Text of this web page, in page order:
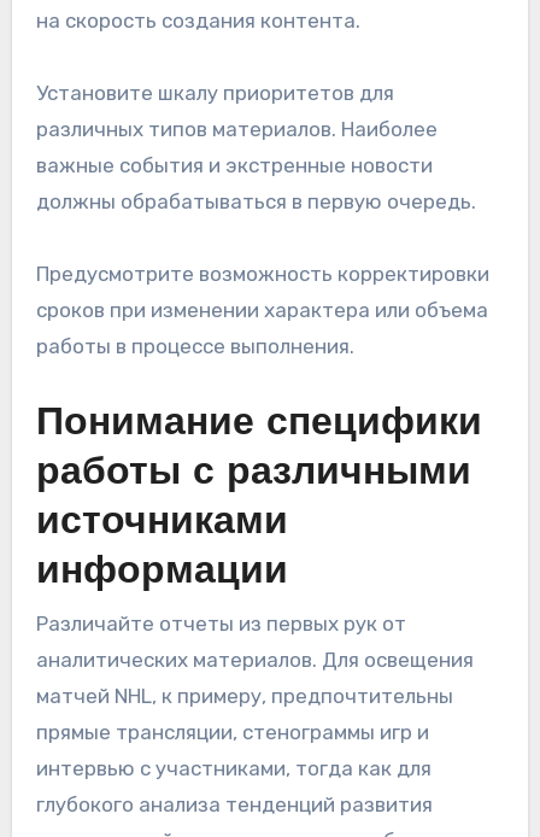
на скорость создания контента.
Установите шкалу приоритетов для
различных типов материалов. Наиболее
важные события и экстренные новости
должны обрабатываться в первую очередь.
Предусмотрите возможность корректировки
сроков при изменении характера или объема
работы в процессе выполнения.
Понимание специфики
работы с различными
источниками
информации
Различайте отчеты из первых рук от
аналитических материалов. Для освещения
матчей NHL, к примеру, предпочтительны
прямые трансляции, стенограммы игр и
интервью с участниками, тогда как для
глубокого анализа тенденций развития